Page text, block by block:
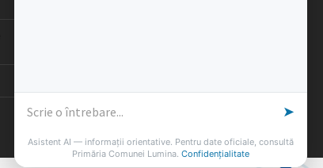
➤
Asistent AI — informații orientative. Pentru date oficiale, consultă
Primăria Comunei Lumina. Confidențialitate